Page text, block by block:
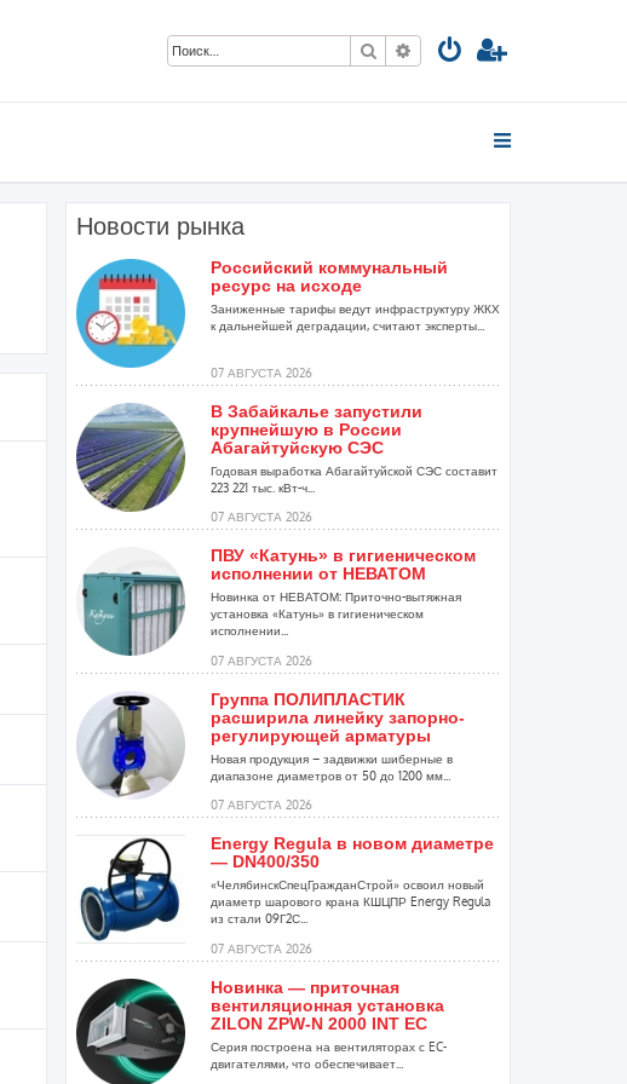
Поиск Расширенный поиск
Новости рынка
Российский коммунальный
ресурс на исходе
Заниженные тарифы ведут инфраструктуру ЖКХ
к дальнейшей деградации, считают эксперты...
07 АВГУСТА 2026
В Забайкалье запустили
крупнейшую в России
Абагайтуйскую СЭС
Годовая выработка Абагайтуйской СЭС составит
223 221 тыс. кВт-ч...
07 АВГУСТА 2026
ПВУ «Катунь» в гигиеническом
исполнении от НЕВАТОМ
Новинка от НЕВАТОМ: Приточно-вытяжная
установка «Катунь» в гигиеническом
исполнении...
07 АВГУСТА 2026
Группа ПОЛИПЛАСТИК
расширила линейку запорно-
регулирующей арматуры
Новая продукция – задвижки шиберные в
диапазоне диаметров от 50 до 1200 мм...
07 АВГУСТА 2026
Energy Regula в новом диаметре
— DN400/350
«ЧелябинскСпецГражданСтрой» освоил новый
диаметр шарового крана КШЦПР Energy Regula
из стали 09Г2С...
07 АВГУСТА 2026
Новинка — приточная
вентиляционная установка
ZILON ZPW-N 2000 INT EC
Серия построена на вентиляторах с EC-
двигателями, что обеспечивает...